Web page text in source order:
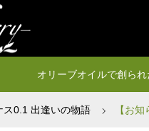
オリーブオイルで創ら
ス0.1 出逢いの物語 【お